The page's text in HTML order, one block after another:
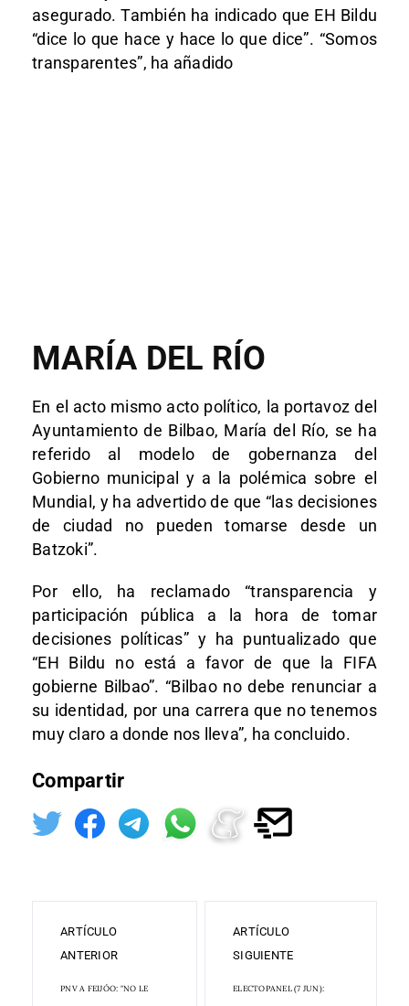
asegurado. También ha indicado que EH Bildu
“dice lo que hace y hace lo que dice”. “Somos
transparentes”, ha añadido
MARÍA DEL RÍO
En el acto mismo acto político, la portavoz del
Ayuntamiento de Bilbao, María del Río, se ha
referido al modelo de gobernanza del
Gobierno municipal y a la polémica sobre el
Mundial, y ha advertido de que “las decisiones
de ciudad no pueden tomarse desde un
Batzoki”.
Por ello, ha reclamado “transparencia y
participación pública a la hora de tomar
decisiones políticas” y ha puntualizado que
“EH Bildu no está a favor de que la FIFA
gobierne Bilbao”. “Bilbao no debe renunciar a
su identidad, por una carrera que no tenemos
muy claro a donde nos lleva”, ha concluido.
Compartir
ARTÍCULO
ANTERIOR
PNV A FEIJÓO: "NO LE
ARTÍCULO
SIGUIENTE
ELECTOPANEL (7 JUN):